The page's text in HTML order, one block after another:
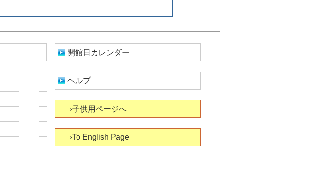
開館日カレンダー
ヘルプ
⇒子供用ページへ
⇒To English Page